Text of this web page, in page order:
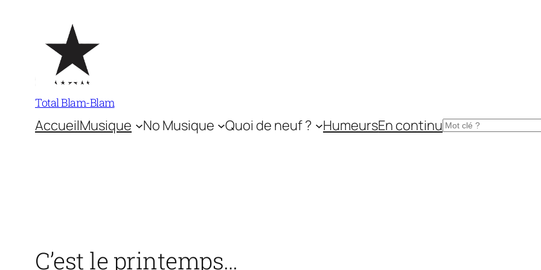
contenu
Total Blam-Blam
AccueilMusique No Musique Quoi de neuf ? HumeursEn continuRechercher
C’est le printemps…